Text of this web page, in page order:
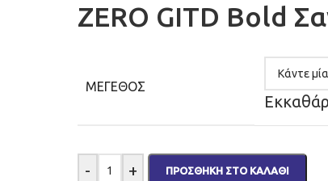
ZERO GITD Bold
ΜΈΓΕΘΟΣ
- + ΠΡΟΣΘΉΚΗ ΣΤΟ ΚΑΛΆΘΙ